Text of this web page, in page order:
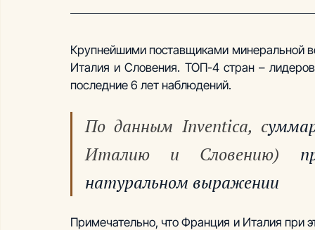
Крупнейшими поставщиками минеральной
Италия и Словения. ТОП-4 стран –
последние 6 лет наблюдений.
По данным Inventica, с
Италию и Словению)
натуральном выражении
Примечательно, что Франция и Италия при